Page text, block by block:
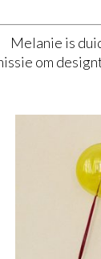
Melanie is
om